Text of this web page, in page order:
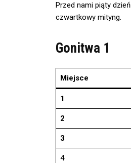
Przed nami piąty
czwartkowy mityng.
Gonitwa 1
Miejsce
1
2
3
4